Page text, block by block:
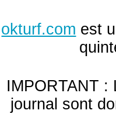
okturf.com est
IMPORTANT :
journal sont